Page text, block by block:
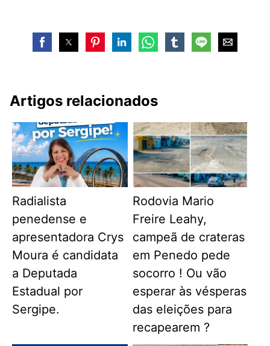
Artigos relacionados
Radialista
penedense e
apresentadora Crys
Moura é candidata
a Deputada
Estadual por
Sergipe.
Rodovia Mario
Freire Leahy,
campeã de crateras
em Penedo pede
socorro ! Ou vão
esperar às vésperas
das eleições para
recapearem ?